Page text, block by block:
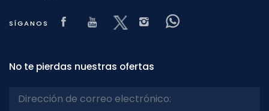
SÍGANOS Visit our Facebook page
Visit our youtube page
Visit our x page
Visit our isntagram
Visit our
No te pierdas nuestras ofertas